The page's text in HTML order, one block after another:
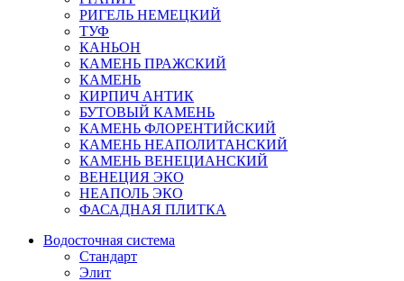
РИГЕЛЬ НЕМЕЦКИЙ
ТУФ
КАНЬОН
КАМЕНЬ ПРАЖСКИЙ
КАМЕНЬ
КИРПИЧ АНТИК
БУТОВЫЙ КАМЕНЬ
КАМЕНЬ ФЛОРЕНТИЙСКИЙ
КАМЕНЬ НЕАПОЛИТАНСКИЙ
КАМЕНЬ ВЕНЕЦИАНСКИЙ
ВЕНЕЦИЯ ЭКО
НЕАПОЛЬ ЭКО
ФАСАДНАЯ ПЛИТКА
Водосточная система
Стандарт
Элит